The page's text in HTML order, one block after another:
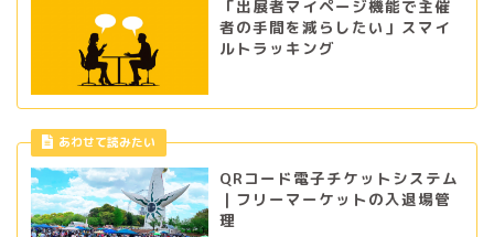
「出展者マイページ機能で主催
者の手間を減らしたい」スマイ
ルトラッキング
あわせて読みたい
QRコード電子チケットシステム
｜フリーマーケットの入退場管
理